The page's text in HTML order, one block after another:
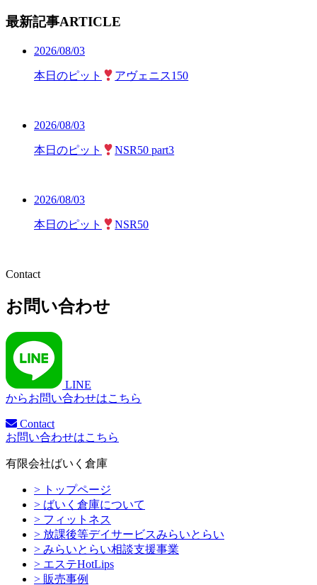
最新記事ARTICLE
2026/08/03
本日のピット アヴェニス150
2026/08/03
本日のピット NSR50 part3
2026/08/03
本日のピット NSR50
Contact
お問い合わせ
LINE
からお問い合わせはこちら
Contact
お問い合わせはこちら
有限会社ばいく倉庫
> トップページ
> ばいく倉庫について
> フィットネス
> 放課後等デイサービスみらいとらい
> みらいとらい相談支援事業
> エステHotLips
> 販売事例